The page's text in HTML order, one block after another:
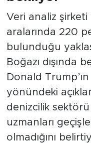
Veri analiz şirketi
aralarında 220
bulunduğu
Boğazı dışında
Donald Trump’ın
yönündeki
denizcilik
uzmanları
olmadığını